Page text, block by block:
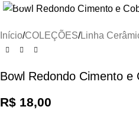
Início COLEÇÕES Linha
Bowl Redondo Cimento e
R$ 18,00